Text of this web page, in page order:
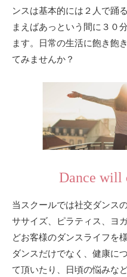
ンスは基本的には２人で踊
まえばあっという間に３０
ます。日常の生活に飽き飽
てみませんか？
Dance will
当スクールでは社交ダンス
ササイズ、ピラティス、ヨ
どお客様のダンスライフを
ダンスだけでなく、健康に
て頂いたり、日頃の悩みな